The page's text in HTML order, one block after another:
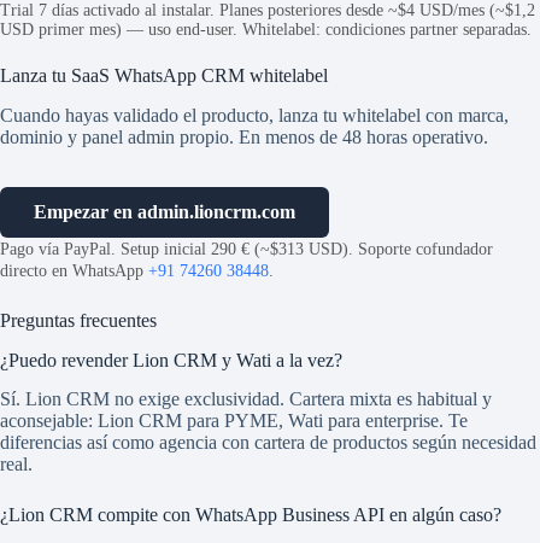
Trial 7 días activado al instalar. Planes posteriores desde ~$4 USD/mes (~$1,2
USD primer mes) — uso end-user. Whitelabel: condiciones partner separadas.
Lanza tu SaaS WhatsApp CRM whitelabel
Cuando hayas validado el producto, lanza tu whitelabel con marca,
dominio y panel admin propio. En menos de 48 horas operativo.
Empezar en admin.lioncrm.com
Pago vía PayPal. Setup inicial 290 € (~$313 USD). Soporte cofundador
directo en WhatsApp +91 74260 38448
Preguntas frecuentes
¿Puedo revender Lion CRM y Wati a la vez?
Sí. Lion CRM no exige exclusividad. Cartera mixta es habitual y
aconsejable: Lion CRM para PYME, Wati para enterprise. Te
diferencias así como agencia con cartera de productos según necesidad
real.
¿Lion CRM compite con WhatsApp Business API en algún caso?